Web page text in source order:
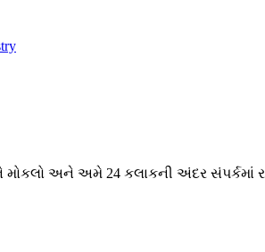
મોકલો અને અમે 24 કલાકની અંદર સંપર્કમાં